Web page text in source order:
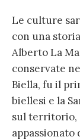
Le culture
con una
Alberto La
conservate
Biella, fu il
biellesi e la
sul territorio,